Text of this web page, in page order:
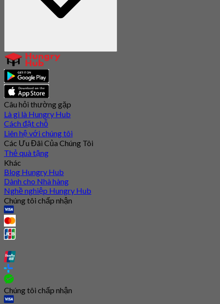
Câu hỏi thường gặp
Là gì là Hungry Hub
Cách đặt chỗ
Liên hệ với chúng tôi
Các Ưu Đãi Của Chúng Tôi
Thẻ quà tặng
Khác
Blog Hungry Hub
Dành cho Nhà hàng
Nghề nghiệp Hungry Hub
Chúng tôi chấp nhận
Chúng tôi chấp nhận